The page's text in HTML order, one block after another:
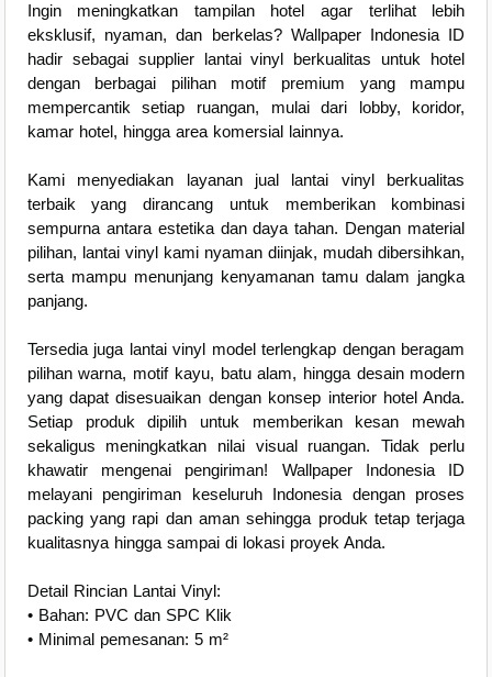
Ingin meningkatkan tampilan hotel agar terlihat lebih
eksklusif, nyaman, dan berkelas? Wallpaper Indonesia ID
hadir sebagai supplier lantai vinyl berkualitas untuk hotel
dengan berbagai pilihan motif premium yang mampu
mempercantik setiap ruangan, mulai dari lobby, koridor,
kamar hotel, hingga area komersial lainnya.
Kami menyediakan layanan jual lantai vinyl berkualitas
terbaik yang dirancang untuk memberikan kombinasi
sempurna antara estetika dan daya tahan. Dengan material
pilihan, lantai vinyl kami nyaman diinjak, mudah dibersihkan,
serta mampu menunjang kenyamanan tamu dalam jangka
panjang.
Tersedia juga lantai vinyl model terlengkap dengan beragam
pilihan warna, motif kayu, batu alam, hingga desain modern
yang dapat disesuaikan dengan konsep interior hotel Anda.
Setiap produk dipilih untuk memberikan kesan mewah
sekaligus meningkatkan nilai visual ruangan. Tidak perlu
khawatir mengenai pengiriman! Wallpaper Indonesia ID
melayani pengiriman keseluruh Indonesia dengan proses
packing yang rapi dan aman sehingga produk tetap terjaga
kualitasnya hingga sampai di lokasi proyek Anda.
Detail Rincian Lantai Vinyl:
• Bahan: PVC dan SPC Klik
• Minimal pemesanan: 5 m²